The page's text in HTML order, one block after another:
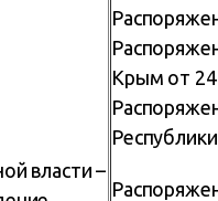
власти –
Крым от